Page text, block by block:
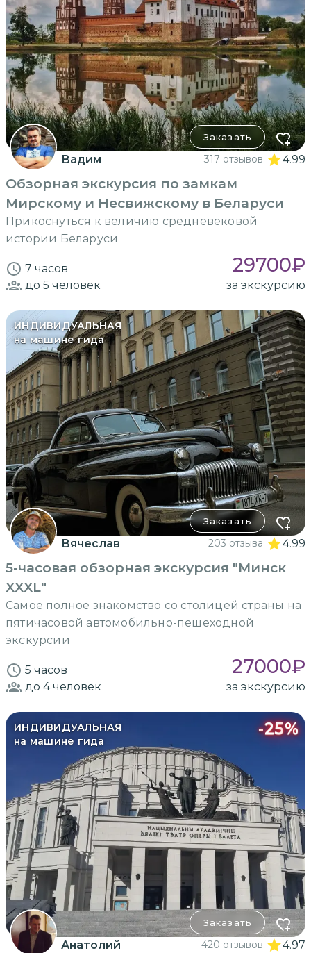
Заказать
Вадим 317 отзывов 4.99
Обзорная экскурсия по замкам
Мирскому и Несвижскому в Беларуси
Прикоснуться к величию средневековой
истории Беларуси
7 часов 29700₽
до 5 человек за экскурсию
ИНДИВИДУАЛЬНАЯ
на машине гида
Заказать
Вячеслав 203 отзыва 4.99
5-часовая обзорная экскурсия "Минск
XXXL"
Самое полное знакомство со столицей страны на
пятичасовой автомобильно-пешеходной
экскурсии
5 часов 27000₽
до 4человек за экскурсию
ИНДИВИДУАЛЬНАЯ
на машине гида
-25%
Заказать
Анатолий 420 отзывов 4.97